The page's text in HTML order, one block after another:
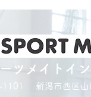
ツメイトイ
1101 新潟市西区山